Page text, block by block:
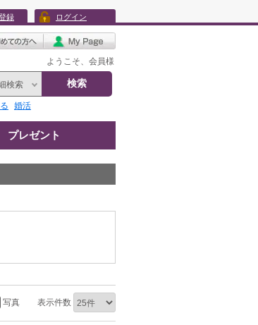
録 ログイン
ようこそ、会員様
検索 検索
婚活
プレゼント
写真 表示件数